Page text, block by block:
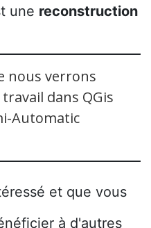
une reconstruction
nous verrons
dans QGis
Automatic
et que vous
à d'autres